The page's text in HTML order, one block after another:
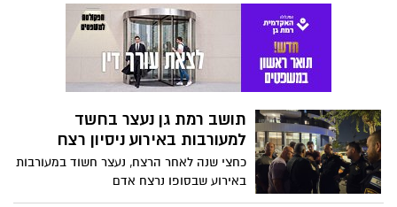
צפירת הרגעה: ארגוני הפשע לא
הגיעו למרום נווה
צירוף מקרים של שתי שריפות בסוף השבוע
במרום נווה, אחת בדחסנית של שופרסל ואחת
בחנות הפלאפונים שבמרכז, גררו תושבים
נווה. אנחנו שמחים להרגיע ולגלות שלא
ארבעה פצועים בתאונת דרכים
בדרך אבא הלל ברמת גן